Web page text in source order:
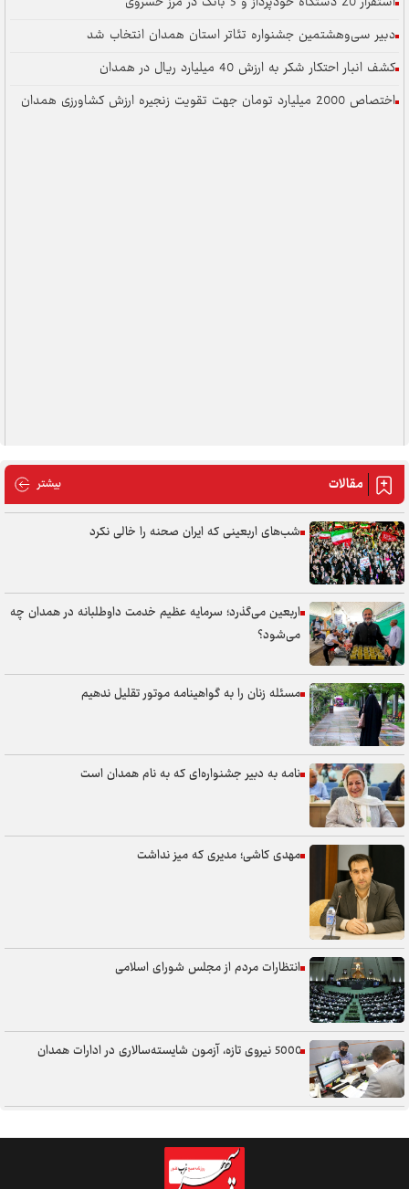
جشنواره تئاتر استان همدان انتخاب شد
به ارزش 40 میلیارد ریال در همدان
شب‌های اربعینی که ایران صحنه را خالی نکرد
اربعین می‌گذرد؛ سرمایه عظیم خدمت داوطلبانه در همدان چه
می‌شود؟
مسئله زنان را به گواهینامه موتور تقلیل ندهیم
نامه به دبیر جشنواره‌ای که به نام همدان است
مهدی کاشی؛ مدیری که میز نداشت
انتظارات مردم از مجلس شورای اسلامی
5000 نیروی تازه، آزمون شایسته‌سالاری در ادارات همدان